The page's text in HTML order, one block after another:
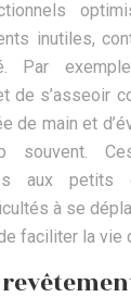
inutiles,
Par
de s’asseoir
de main et
aux
à se
faciliter la vie